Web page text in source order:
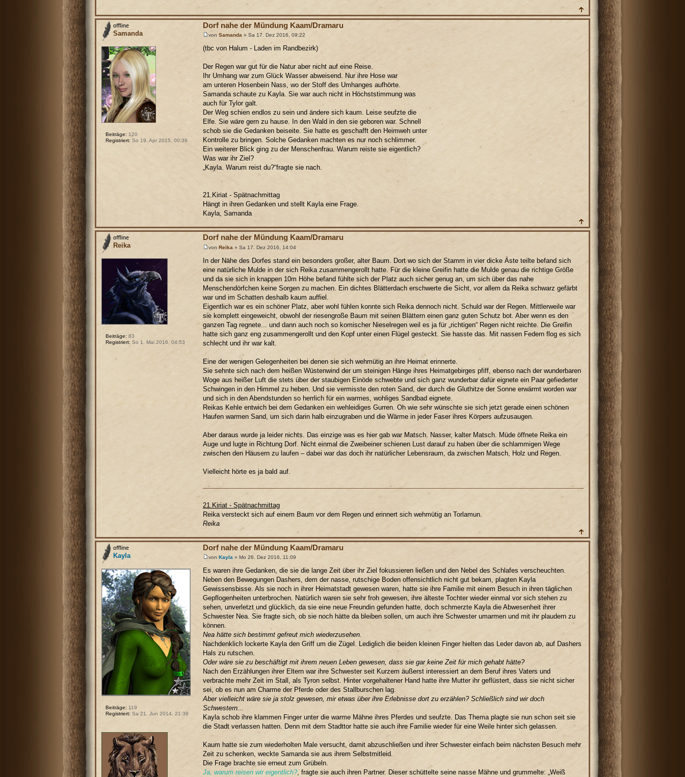
Dorf nahe der Mündung Kaam/Dramaru
von Samanda» Sa 17. Dez 2016, 09:22
(tbc von Halum - Laden im Randbezirk)
Der Regen war gut für die Natur aber nicht auf eine Reise.
Ihr Umhang war zum Glück Wasser abweisend. Nur ihre Hose war
am unteren Hosenbein Nass, wo der Stoff des Umhanges aufhörte.
Samanda schaute zu Kayla. Sie war auch nicht in Höchststimmung was
auch für Tylor galt.
Der Weg schien endlos zu sein und ändere sich kaum. Leise seufzte die
Elfe. Sie wäre gern zu hause. In den Wald in den sie geboren war. Schnell
schob sie die Gedanken beiseite. Sie hatte es geschafft den Heimweh unter
Kontrolle zu bringen. Solche Gedanken machten es nur noch schlimmer.
Ein weiterer Blick ging zu der Menschenfrau. Warum reiste sie eigentlich?
Was war ihr Ziel?
„Kayla. Warum reist du?“fragte sie nach.
21.Kiriat - Spätnachmittag
Hängt in ihren Gedanken und stellt Kayla eine Frage.
Kayla, Samanda
Samanda
Beiträge: 120
Registriert: So 19. Apr 2015, 00:39
Dorf nahe der Mündung Kaam/Dramaru
von Reika » Sa 17. Dez 2016, 14:04
In der Nähe des Dorfes stand ein besonders großer, alter Baum. Dort wo sich der Stamm in vier dicke Äste teilte befand sich
eine natürliche Mulde in der sich Reika zusammengerollt hatte. Für die kleine Greifin hatte die Mulde genau die richtige Größe
und da sie sich in knappen 10m Höhe befand fühlte sich der Platz auch sicher genug an, um sich über das nahe
Menschendörfchen keine Sorgen zu machen. Ein dichtes Blätterdach erschwerte die Sicht, vor allem da Reika schwarz gefärbt
war und im Schatten deshalb kaum auffiel.
Eigentlich war es ein schöner Platz, aber wohl fühlen konnte sich Reika dennoch nicht. Schuld war der Regen. Mittlerweile war
sie komplett eingeweicht, obwohl der riesengroße Baum mit seinen Blättern einen ganz guten Schutz bot. Aber wenn es den
ganzen Tag regnete... und dann auch noch so komischer Nieselregen weil es ja für „richtigen“ Regen nicht reichte. Die Greifin
hatte sich ganz eng zusammengerollt und den Kopf unter einen Flügel gesteckt. Sie hasste das. Mit nassen Federn flog es sich
schlecht und ihr war kalt.
Eine der wenigen Gelegenheiten bei denen sie sich wehmütig an ihre Heimat erinnerte.
Sie sehnte sich nach dem heißen Wüstenwind der um steinigen Hänge ihres Heimatgebirges pfiff, ebenso nach der wunderbaren
Woge aus heißer Luft die stets über der staubigen Einöde schwebte und sich ganz wunderbar dafür eignete ein Paar gefiederter
Schwingen in den Himmel zu heben. Und sie vermisste den roten Sand, der durch die Gluthitze der Sonne erwärmt worden war
und sich in den Abendstunden so herrlich für ein warmes, wohliges Sandbad eignete.
Reikas Kehle entwich bei dem Gedanken ein wehleidiges Gurren. Oh wie sehr wünschte sie sich jetzt gerade einen schönen
Haufen warmen Sand, um sich darin halb einzugraben und die Wärme in jeder Faser ihres Körpers aufzusaugen.
Aber daraus wurde ja leider nichts. Das einzige was es hier gab war Matsch. Nasser, kalter Matsch. Müde öffnete Reika ein
Auge und lugte in Richtung Dorf. Nicht einmal die Zweibeiner schienen Lust darauf zu haben über die schlammigen Wege
zwischen den Häusern zu laufen – dabei war das doch ihr natürlicher Lebensraum, da zwischen Matsch, Holz und Regen.
Vielleicht hörte es ja bald auf.
21.Kiriat - Spätnachmittag
Reika versteckt sich auf einem Baum vor dem Regen und erinnert sich wehmütig an Torlamun.
Reika
Reika
Beiträge: 83
Registriert: So 1. Mai 2016, 04:53
Dorf nahe der Mündung Kaam/Dramaru
von Kayla» Mo 26. Dez 2016, 11:09
Es waren ihre Gedanken, die sie die lange Zeit über ihr Ziel fokussieren ließen und den Nebel des Schlafes verscheuchten.
Neben den Bewegungen Dashers, dem der nasse, rutschige Boden offensichtlich nicht gut bekam, plagten Kayla
Gewissensbisse. Als sie noch in ihrer Heimatstadt gewesen waren, hatte sie ihre Familie mit einem Besuch in ihren täglichen
Gepflogenheiten unterbrochen. Natürlich waren sie sehr froh gewesen, ihre älteste Tochter wieder einmal vor sich stehen zu
sehen, unverletzt und glücklich, da sie eine neue Freundin gefunden hatte, doch schmerzte Kayla die Abwesenheit ihrer
Schwester Nea. Sie fragte sich, ob sie noch hätte da bleiben sollen, um auch ihre Schwester umarmen und mit ihr plaudern zu
können.
Nea hätte sich bestimmt gefreut mich wiederzusehen.
Nachdenklich lockerte Kayla den Griff um die Zügel. Lediglich die beiden kleinen Finger hielten das Leder davon ab, auf Dashers
Hals zu rutschen.
Oder wäre sie zu beschäftigt mit ihrem neuen Leben gewesen, dass sie gar keine Zeit für mich gehabt hätte?
Nach den Erzählungen ihrer Eltern war ihre Schwester seit Kurzem äußerst interessiert an dem Beruf ihres Vaters und
verbrachte mehr Zeit im Stall, als Tyron selbst. Hinter vorgehaltener Hand hatte ihre Mutter ihr geflüstert, dass sie nicht sicher
sei, ob es nun am Charme der Pferde oder des Stallburschen lag.
Aber vielleicht wäre sie ja stolz gewesen, mir etwas über ihre Erlebnisse dort zu erzählen? Schließlich sind wir doch
Schwestern...
Kayla schob ihre klammen Finger unter die warme Mähne ihres Pferdes und seufzte. Das Thema plagte sie nun schon seit sie
die Stadt verlassen hatten. Denn mit dem Stadttor hatte sie auch ihre Familie wieder für eine Weile hinter sich gelassen.
Kaum hatte sie zum wiederholten Male versucht, damit abzuschließen und ihrer Schwester einfach beim nächsten Besuch mehr
Zeit zu schenken, weckte Samanda sie aus ihrem Selbstmitleid.
Die Frage brachte sie erneut zum Grübeln.
Ja, warum reisen wir eigentlich?, fragte sie auch ihren Partner. Dieser schüttelte seine nasse Mähne und grummelte: „Weiß
Kayla
Beiträge: 119
Registriert: Sa 21. Jun 2014, 21:39